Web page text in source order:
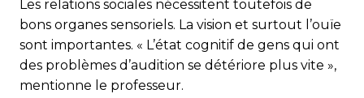
Les relations sociales nécessitent toutefois de
bons organes sensoriels. La vision et surtout l’ouïe
sont importantes. « L’état cognitif de gens qui ont
des problèmes d’audition se détériore plus vite »,
mentionne le professeur.